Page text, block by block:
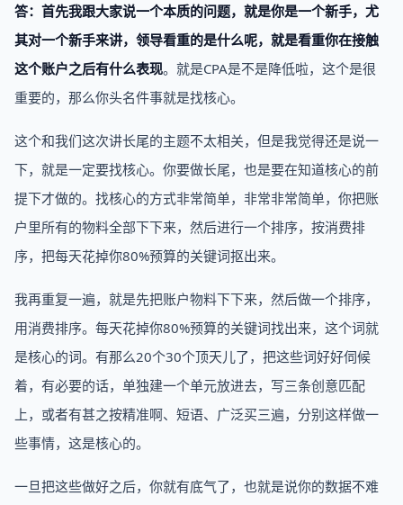
答： 首先我跟大家说一个本质的问题，就是你是一个新手，尤
其对一个新手来讲，领导看重的是什么呢，就是看重你在接触
这个账户之后有什么表现。就是CPA是不是降低啦，这个是很
重要的，那么你头名件事就是找核心。
这个和我们这次讲长尾的主题不太相关，但是我觉得还是说一
下，就是一定要找核心。你要做长尾，也是要在知道核心的前
提下才做的。找核心的方式非常简单，非常非常简单，你把账
户里所有的物料全部下下来，然后进行一个排序，按消费排
序，把每天花掉你80%预算的关键词抠出来。
我再重复一遍，就是先把账户物料下下来，然后做一个排序，
用消费排序。每天花掉你80%预算的关键词找出来，这个词就
是核心的词。有那么20个30个顶天儿了，把这些词好好伺候
着，有必要的话，单独建一个单元放进去，写三条创意匹配
上，或者有甚之按精准啊、短语、广泛买三遍，分别这样做一
些事情，这是核心的。
一旦把这些做好之后，你就有底气了，也就是说你的数据不难